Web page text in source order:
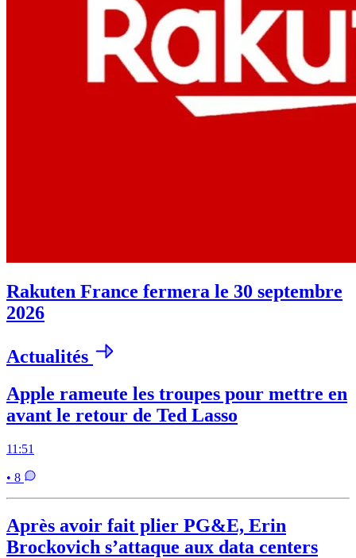
Rakuten France fermera le 30 septembre
2026
Actualités
Apple rameute les troupes pour mettre en
avant le retour de Ted Lasso
11:51
• 8
Après avoir fait plier PG&E, Erin
Brockovich s’attaque aux data centers